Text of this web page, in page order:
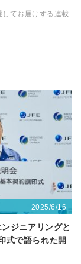
てお届けする連載
2025/6/16
ジニアリングと
式で語られた開